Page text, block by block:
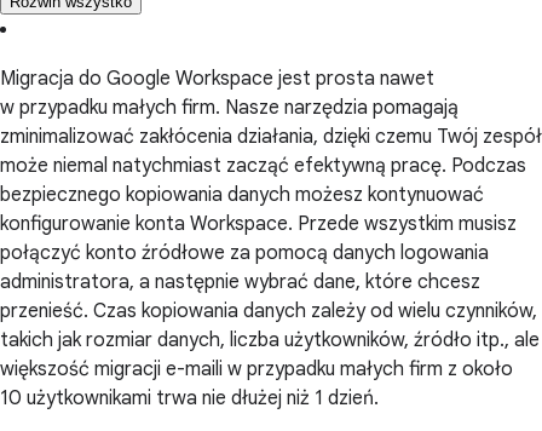
Migracja do Google Workspace jest prosta nawet
w przypadku małych firm. Nasze narzędzia pomagają
zminimalizować zakłócenia działania, dzięki czemu Twój zespół
może niemal natychmiast zacząć efektywną pracę. Podczas
bezpiecznego kopiowania danych możesz kontynuować
konfigurowanie konta Workspace. Przede wszystkim musisz
połączyć konto źródłowe za pomocą danych logowania
administratora, a następnie wybrać dane, które chcesz
przenieść. Czas kopiowania danych zależy od wielu czynników,
takich jak rozmiar danych, liczba użytkowników, źródło itp., ale
większość migracji e-maili w przypadku małych firm z około
10 użytkownikami trwa nie dłużej niż 1 dzień.